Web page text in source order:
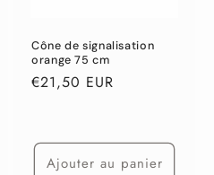
Cône de signalisation
orange 75 cm
Prix
€21,50 EUR
Ajouter au panier